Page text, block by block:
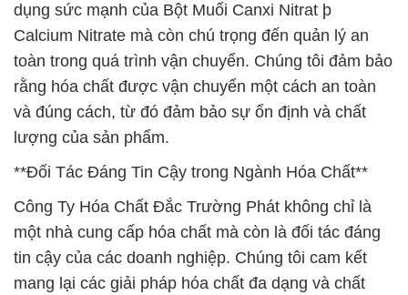
dụng sức mạnh của Bột Muối Canxi Nitrat þ
Calcium Nitrate mà còn chú trọng đến quản lý an
toàn trong quá trình vận chuyển. Chúng tôi đảm bảo
rằng hóa chất được vận chuyển một cách an toàn
và đúng cách, từ đó đảm bảo sự ổn định và chất
lượng của sản phẩm.
**Đối Tác Đáng Tin Cậy trong Ngành Hóa Chất**
Công Ty Hóa Chất Đắc Trường Phát không chỉ là
một nhà cung cấp hóa chất mà còn là đối tác đáng
tin cậy của các doanh nghiệp. Chúng tôi cam kết
mang lại các giải pháp hóa chất đa dạng và chất